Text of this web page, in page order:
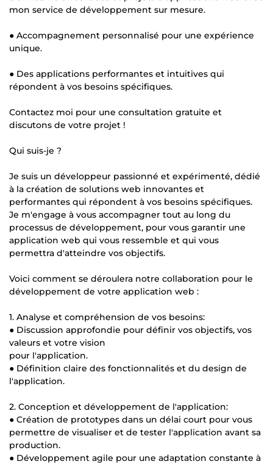
mon service de développement sur mesure.
● Accompagnement personnalisé pour une expérience
unique.
● Des applications performantes et intuitives qui
répondent à vos besoins spécifiques.
Contactez moi pour une consultation gratuite et
discutons de votre projet !
Qui suis-je ?
Je suis un développeur passionné et expérimenté, dédié
à la création de solutions web innovantes et
performantes qui répondent à vos besoins spécifiques.
Je m'engage à vous accompagner tout au long du
processus de développement, pour vous garantir une
application web qui vous ressemble et qui vous
permettra d'atteindre vos objectifs.
Voici comment se déroulera notre collaboration pour le
développement de votre application web :
1. Analyse et compréhension de vos besoins:
● Discussion approfondie pour définir vos objectifs, vos
valeurs et votre vision
pour l'application.
● Définition claire des fonctionnalités et du design de
l'application.
2. Conception et développement de l'application:
● Création de prototypes dans un délai court pour vous
permettre de visualiser et de tester l'application avant sa
production.
● Développement agile pour une adaptation constante à